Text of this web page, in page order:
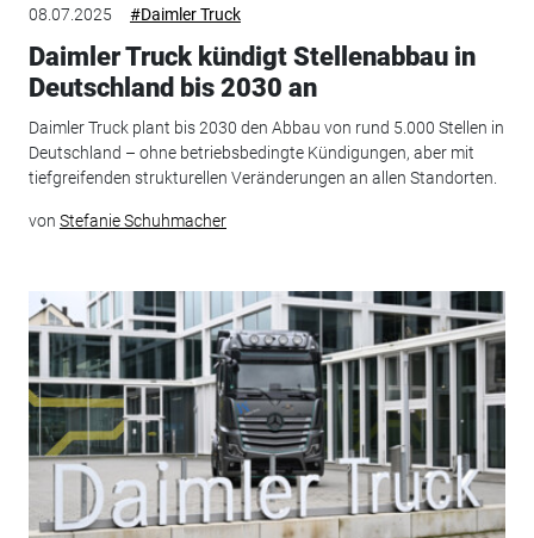
08.07.2025 #Daimler Truck
Daimler Truck kündigt Stellenabbau in
Deutschland bis 2030 an
Daimler Truck plant bis 2030 den Abbau von rund 5.000 Stellen in
Deutschland – ohne betriebsbedingte Kündigungen, aber mit
tiefgreifenden strukturellen Veränderungen an allen Standorten.
von Stefanie Schuhmacher